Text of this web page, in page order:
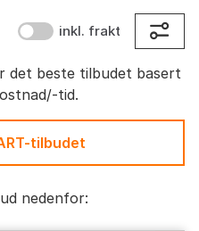
inkl. frakt
det beste tilbudet basert
tid.
tilbudet
nedenfor: